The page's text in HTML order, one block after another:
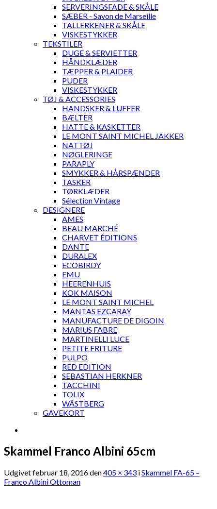
SERVERINGSFADE & SKÅLE
SÆBER - Savon de Marseille
TALLERKENER & SKÅLE
VISKESTYKKER
TEKSTILER
DUGE & SERVIETTER
HÅNDKLÆDER
TÆPPER & PLAIDER
PUDER
VISKESTYKKER
TØJ & ACCESSORIES
HANDSKER & LUFFER
BÆLTER
HATTE & KASKETTER
LE MONT SAINT MICHEL JAKKER
NATTØJ
NØGLERINGE
PARAPLY
SMYKKER & HÅRSPÆNDER
TASKER
TØRKLÆDER
Sélection Vintage
DESIGNERE
AMES
BEAU MARCHÉ
CHARVET ÉDITIONS
DANTE
DURALEX
ECOBIRDY
EMU
HEERENHUIS
KOK MAISON
LE MONT SAINT MICHEL
MANTAS EZCARAY
MANUFACTURE DE DIGOIN
MARIUS FABRE
MARTINELLI LUCE
PETITE FRITURE
PULPO
RED EDITION
SEBASTIAN HERKNER
TACCHINI
TOLIX
WÄSTBERG
GAVEKORT
Skammel Franco Albini 65cm
Udgivetfebruar 18, 2016den405 × 343 iSkammel FA-65 –
Franco Albini Ottoman